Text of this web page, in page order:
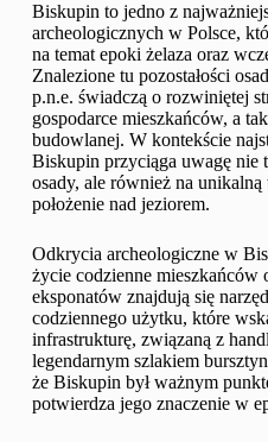
Biskupin to jedno z
archeologicznych w Polsce,
na temat epoki żelaza oraz
Znalezione tu pozostałości
p.n.e. świadczą o rozwiniętej
gospodarce mieszkańców, a
budowlanej. W kontekście
Biskupin przyciąga uwagę nie
osady, ale również na
położenie nad jeziorem.
Odkrycia archeologiczne w
życie codzienne mieszkańców
eksponatów znajdują się
codziennego użytku, które
infrastrukturę, związaną z
legendarnym szlakiem
że Biskupin był ważnym
potwierdza jego znaczenie w